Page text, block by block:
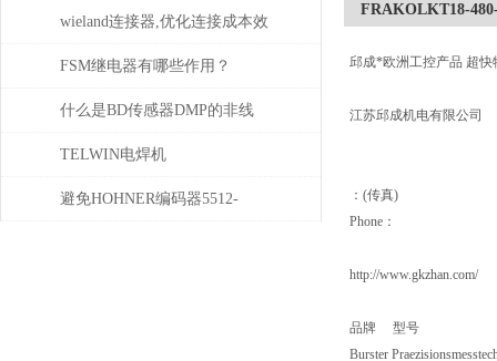
wieland连接器,优化连接成本效
益
FSM继电器有哪些作用？
什么是BD传感器DMP的非线
性，怎么产生的？
TELWIN电焊机
DIGITALCARSPOTTER5500的
避免HOHNER编码器5512-
FRAKOLKT18-
邱成*欧洲工控产品 超
江苏邱成机电有限公司
：(传真)
Phone：
http://www.gkzhan.com/
品牌 型号
Burster